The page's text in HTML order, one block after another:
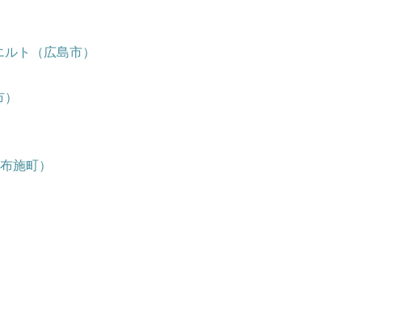
ト（広島市）
施町）